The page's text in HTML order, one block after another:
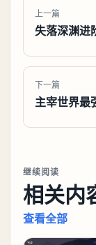
上一篇
失落深渊进
下一篇
主宰世界最
继续阅读
相关内
查看全部